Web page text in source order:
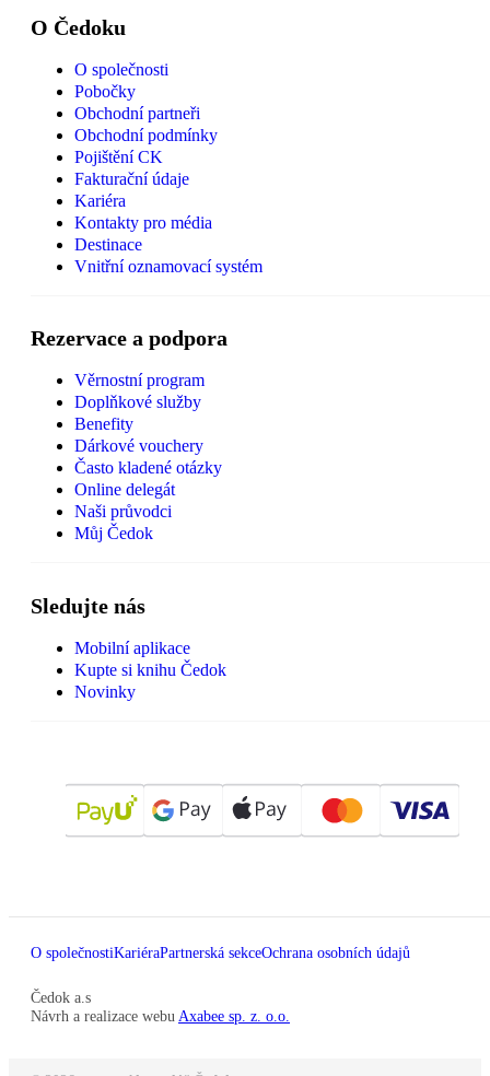
O Čedoku
O společnosti
Pobočky
Obchodní partneři
Obchodní podmínky
Pojištění CK
Fakturační údaje
Kariéra
Kontakty pro média
Destinace
Vnitřní oznamovací systém
Rezervace a podpora
Věrnostní program
Doplňkové služby
Benefity
Dárkové vouchery
Často kladené otázky
Online delegát
Naši průvodci
Můj Čedok
Sledujte nás
Mobilní aplikace
Kupte si knihu Čedok
Novinky
O společnostiKariéraPartnerská sekceOchrana osobních údajů
Čedok a.s
Návrh a realizace webu Axabee sp. z. o.o.